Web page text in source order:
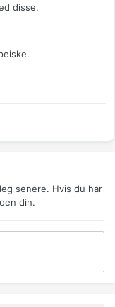
disse.
senere. Hvis du har
din.